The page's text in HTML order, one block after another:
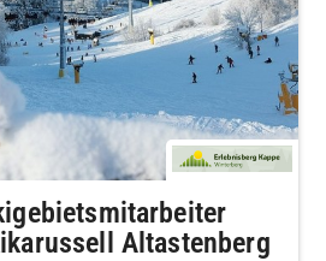
Altastenberg